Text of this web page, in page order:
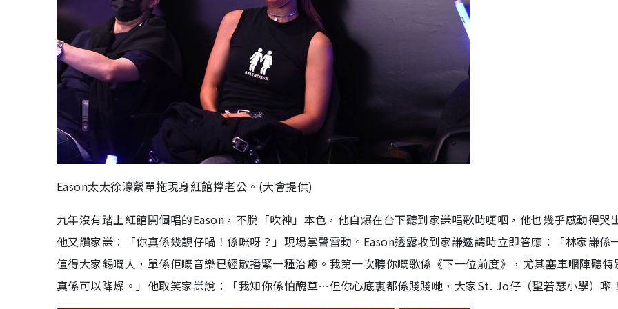
Eason太太徐濠縈單拖現身紅館撑老公。(大會提供)
九年沒有踏上紅館開個唱的Eason，不脫「吹神」本色，他自爆在台下聽到家謙唱歌時哽咽，他也幾乎感動得哭
他又讚家謙︰「你真係幾靚仔喎！係咪呀？」現場掌聲雷動。Eason透露收到家謙邀請時立即答應：「林家謙係
值得大家錫嘅人，單係佢嘅音樂已經散播緊一種治癒。我第一次聽你嘅歌係《下一位前度》，尤其塞車嗰陣聽特
真係可以降燥。」他取笑家謙說：「我知你係怕醜草…但你心底裏都係賤賤哋，大家St. Jo仔（聖若瑟小學）嚟